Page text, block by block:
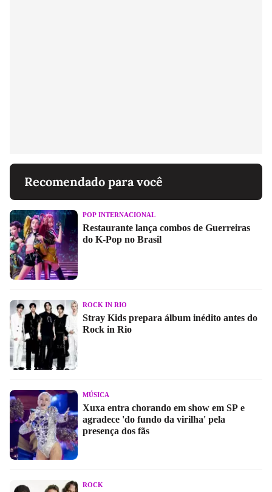
Recomendado para você
POP INTERNACIONAL
Restaurante lança combos de Guerreiras
do K-Pop no Brasil
ROCK IN RIO
Stray Kids prepara álbum inédito antes do
Rock in Rio
MÚSICA
Xuxa entra chorando em show em SP e
agradece 'do fundo da virilha' pela
presença dos fãs
ROCK